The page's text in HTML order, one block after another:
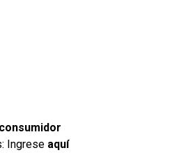
Ingrese aquí